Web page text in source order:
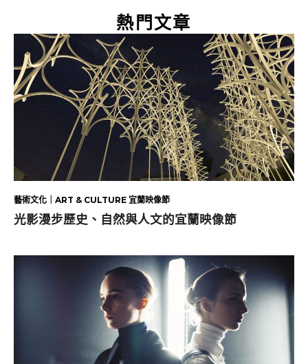
熱門文章
藝術文化｜ART & CULTURE 宜蘭映像節
光影漫步歷史、自然與人文的宜蘭映像節